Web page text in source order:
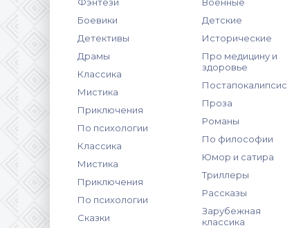
Боевики
Детективы
Драмы
Классика
Мистика
Приключения
По психологии
Классика
Мистика
Приключения
По психологии
Сказки
Детские
Исторические
Про медицину и
здоровье
Постапокалипсис
Проза
Романы
По философии
Юмор и сатира
Триллеры
Рассказы
Зарубежная
классика